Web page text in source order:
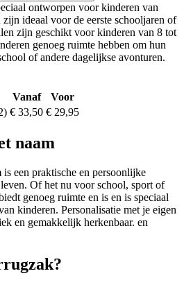
ontworpen voor kinderen van
ideaal voor de eerste schooljaren of
zijn geschikt voor kinderen van 8 tot
genoeg ruimte hebben om hun
of andere dagelijkse avonturen.
Vanaf
Voor
€ 33,50 € 29,95
naam
een praktische en persoonlijke
Of het nu voor school, sport of
genoeg ruimte en is en is speciaal
kinderen. Personalisatie met je eigen
en gemakkelijk herkenbaar. en